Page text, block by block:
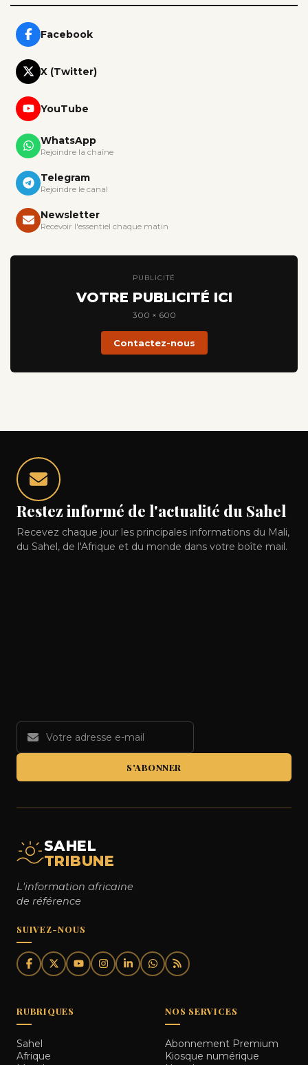
Facebook
X (Twitter)
YouTube
WhatsApp
Rejoindre la chaîne
Telegram
Rejoindre le canal
Newsletter
Recevoir l'essentiel chaque matin
PUBLICITÉ
VOTRE PUBLICITÉ ICI
300 × 600
Contactez-nous
Restez informé de l'actualité du Sahel
Recevez chaque jour les principales informations du Mali,
du Sahel, de l'Afrique et du monde dans votre boîte mail.
S'ABONNER
SAHEL
TRIBUNE
L'information africaine
de référence
SUIVEZ-NOUS
RUBRIQUES
Sahel
Afrique
NOS SERVICES
Abonnement Premium
Kiosque numérique